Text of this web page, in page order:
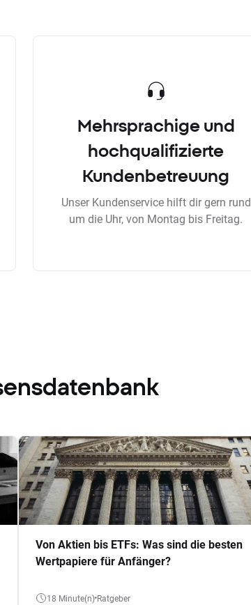
Mehrsprachige und
hochqualifizierte
Kundenbetreuung
Unser Kundenservice hilft dir gern rund
um die Uhr, von Montag bis Freitag.
Von Aktien bis ETFs: Was sind die besten
Wertpapiere für Anfänger?
18 Minute(n) Ratgeber